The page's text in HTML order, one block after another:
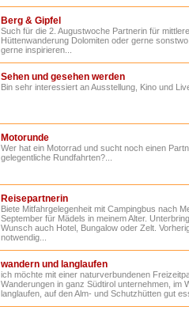
Berg & Gipfel
Such für die 2. Augustwoche Partnerin für
Hüttenwanderung Dolomiten oder gerne
gerne inspirieren...
Sehen und gesehen werden
Bin sehr interessiert an Ausstellung, Kino und
Motorunde
Wer hat ein Motorrad und sucht noch einen
gelegentliche Rundfahrten?...
Reisepartnerin
Biete Mitfahrgelegenheit mit Campingbus nach
September für Mädels in meinem Alter.
Wunsch auch Hotel, Bungalow oder Zelt.
notwendig...
wandern und langlaufen
ich möchte mit einer naturverbundenen
Wanderungen in ganz Südtirol unternehmen, im
langlaufen, auf den Alm- und Schutzhütten gut